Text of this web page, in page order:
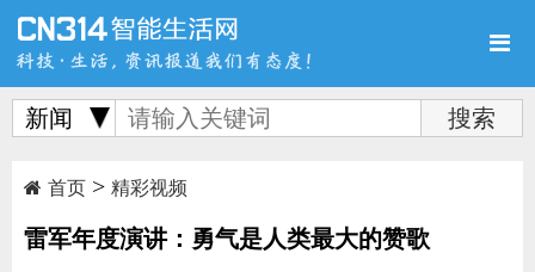
首页
新闻
首页> 精彩视频
雷军年度演讲：勇气是人类最大的赞歌